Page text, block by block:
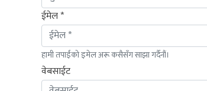
ईमेल *
हामी तपाईंको इमेल अरू कसैसँग साझा गर्दैनौं।
वेबसाईट